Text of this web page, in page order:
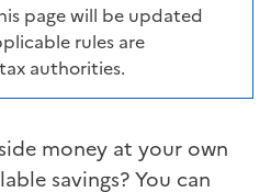
rules are
authorities.
money at your own
savings? You can